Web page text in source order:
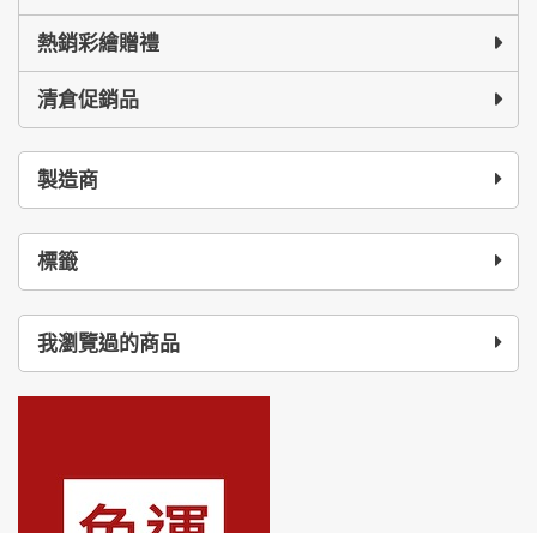
熱銷彩繪贈禮
清倉促銷品
製造商
標籤
我瀏覽過的商品